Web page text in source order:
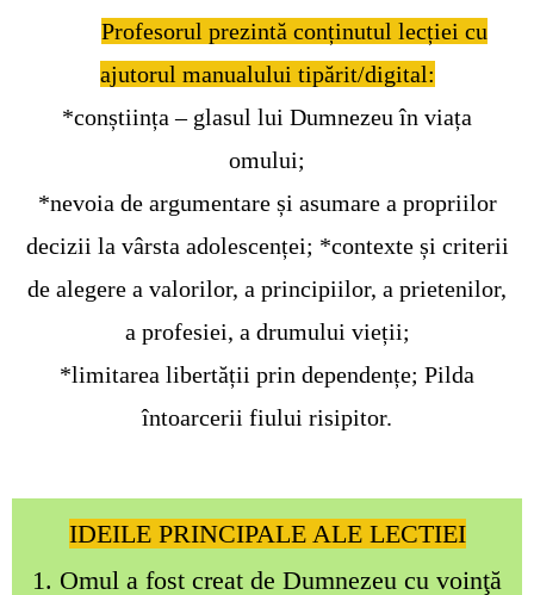
Profesorul prezintă conținutul lecției cu
ajutorul manualului tipărit/digital:
*conștiința – glasul lui Dumnezeu în viața
omului;
*nevoia de argumentare și asumare a propriilor
decizii la vârsta adolescenței; *contexte și criterii
de alegere a valorilor, a principiilor, a prietenilor,
a profesiei, a drumului vieții;
*limitarea libertății prin dependențe; Pilda
întoarcerii fiului risipitor.
IDEILE PRINCIPALE ALE LECTIEI
1. Omul a fost creat de Dumnezeu cu voinţă